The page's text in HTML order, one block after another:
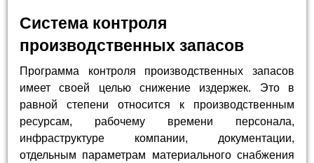
Система контроля
производственных запасов
Программа контроля производственных запасов
имеет своей целью снижение издержек. Это в
равной степени относится к производственным
ресурсам, рабочему времени персонала,
инфраструктуре компании, документации,
отдельным параметрам материального снабжения